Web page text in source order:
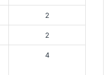
2
2
4